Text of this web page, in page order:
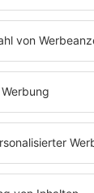
Arena
Kolosova,
Harder